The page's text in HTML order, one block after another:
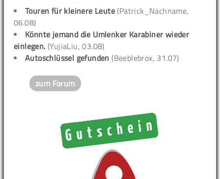
Touren für kleinere Leute (Patrick_Nachname,
06.08)
Könnte jemand die Umlenker Karabiner wieder
einlegen. (YujiaLiu, 03.08)
Autoschlüssel gefunden (Beeblebrox, 31.07)
zum Forum